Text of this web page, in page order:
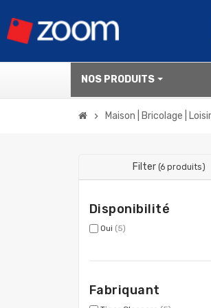
NOS PRODUITS
chevron_right Maison | Bricolage |
Filter (6 produits)
Disponibilité
Oui (5)
Fabriquant